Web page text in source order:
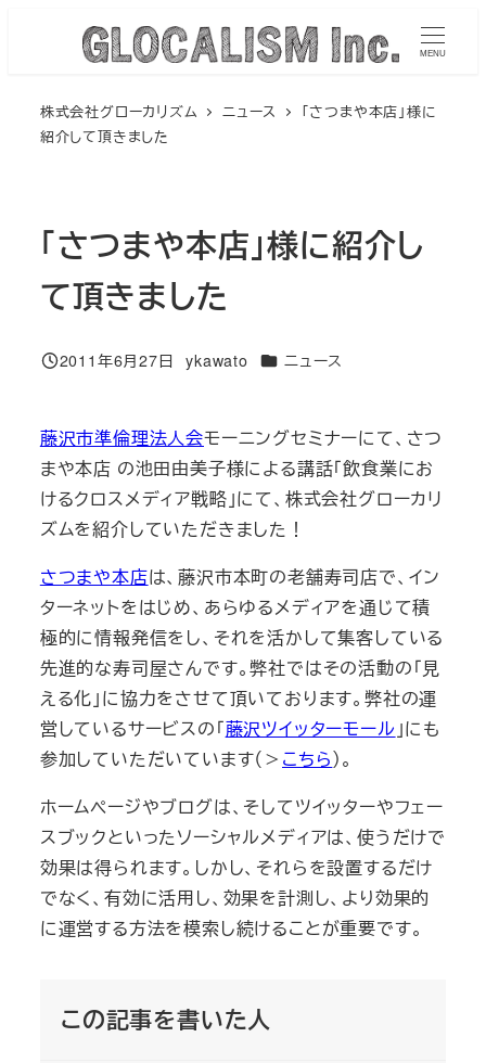
MENU
株式会社グローカリズム ニュース
「さつまや本店」様に
紹介して頂きました
「さつまや本店」様に紹介し
て頂きました
投稿日
2011年6月27日
著
ykawato カテゴリー
ニュース
藤沢市準倫理法人会モーニングセミナーにて、さつ
まや本店 の池田由美子様による講話「飲食業にお
けるクロスメディア戦略」にて、株式会社グローカリ
ズムを紹介していただきました！
さつまや本店は、藤沢市本町の老舗寿司店で、イン
ターネットをはじめ、あらゆるメディアを通じて積
極的に情報発信をし、それを活かして集客している
先進的な寿司屋さんです。弊社ではその活動の「見
える化」に協力をさせて頂いております。弊社の運
営しているサービスの「藤沢ツイッターモール 」にも
参加していただいています（＞ こちら）。
ホームページやブログは、そしてツイッターやフェー
スブックといったソーシャルメディアは、使うだけで
効果は得られます。しかし、それらを設置するだけ
でなく、有効に活用し、効果を計測し、より効果的
に運営する方法を模索し続けることが重要です。
この記事を書いた人